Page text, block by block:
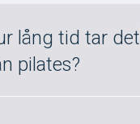
lång tid tar
pilates?